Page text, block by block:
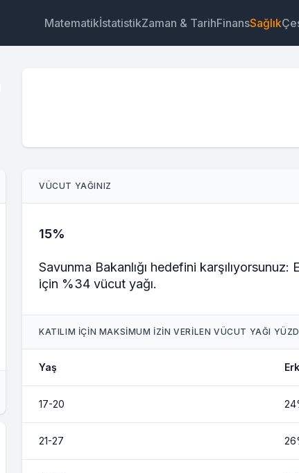
MatematikİstatistikZaman & TarihFinansSağlık
VÜCUT YAĞINIZ
15%
Savunma Bakanlığı hedefini
için %34 vücut yağı.
KATILIM İÇİN MAKSİMUM İZİN VERİLEN VÜCUT YAĞI
Yaş
17-20
21-27